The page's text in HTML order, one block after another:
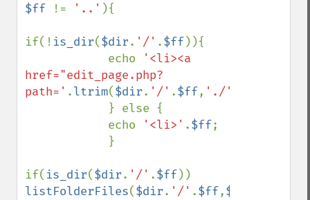
$ff
!= '..' ){
if(! is_dir($dir. '/' .$ff)){
            echo
'<li><a
href="edit_page.php?
path=' .ltrim($dir. '/' .$ff, './'
            echo
'<li>' .$ff;
if( is_dir($dir. '/' .$ff
listFolderFiles($dir. '/' .$ff,$exclude